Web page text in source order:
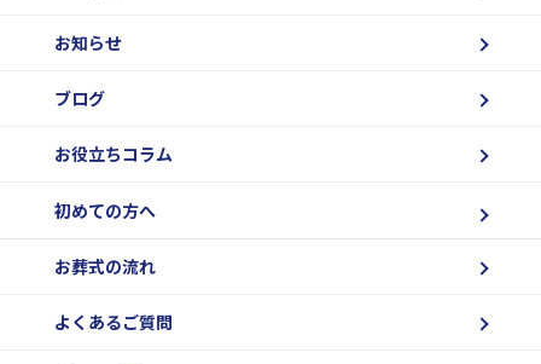
お知らせ
ブログ
お役立ちコラム
初めての方へ
お葬式の流れ
よくあるご質問